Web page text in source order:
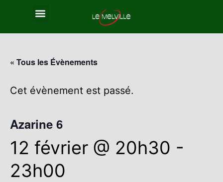
« Tous les Évènements
Cet évènement est passé.
Azarine 6
12 février @ 20h30 -
23h00